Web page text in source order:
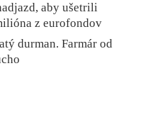
aby ušetrili
z eurofondov
durman. Farmár od